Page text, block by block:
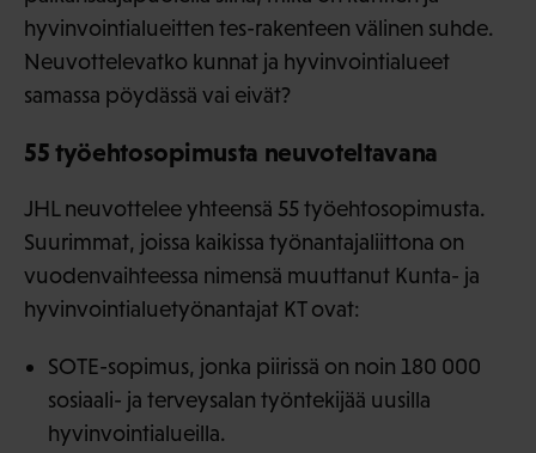
hyvinvointialueitten tes-rakenteen välinen suhde.
Neuvottelevatko kunnat ja hyvinvointialueet
samassa pöydässä vai eivät?
55 työehtosopimusta neuvoteltavana
JHL neuvottelee yhteensä 55 työehtosopimusta.
Suurimmat, joissa kaikissa työnantajaliittona on
vuodenvaihteessa nimensä muuttanut Kunta- ja
hyvinvointialuetyönantajat KT ovat:
SOTE-sopimus, jonka piirissä on noin 180 000
sosiaali- ja terveysalan työntekijää uusilla
hyvinvointialueilla.